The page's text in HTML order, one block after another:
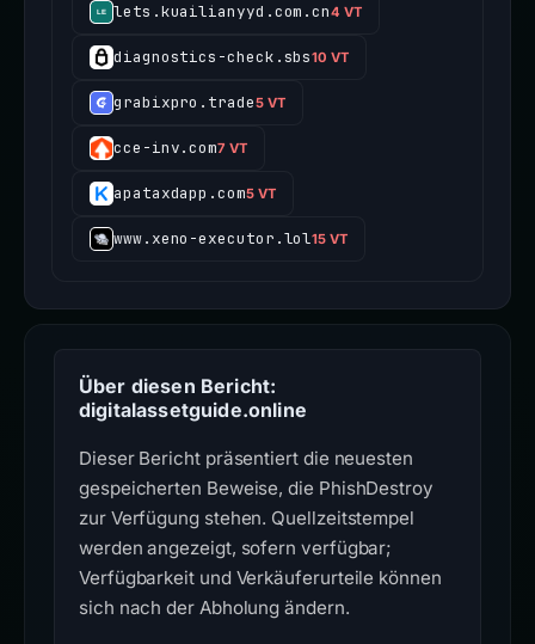
lets.kuailianyyd.com.cn4 VT
diagnostics-check.sbs10 VT
grabixpro.trade5 VT
cce-inv.com7 VT
apataxdapp.com5 VT
www.xeno-executor.lol15 VT
Über diesen Bericht:
digitalassetguide.online
Dieser Bericht präsentiert die neuesten
gespeicherten Beweise, die PhishDestroy
zur Verfügung stehen. Quellzeitstempel
werden angezeigt, sofern verfügbar;
Verfügbarkeit und Verkäuferurteile können
sich nach der Abholung ändern.